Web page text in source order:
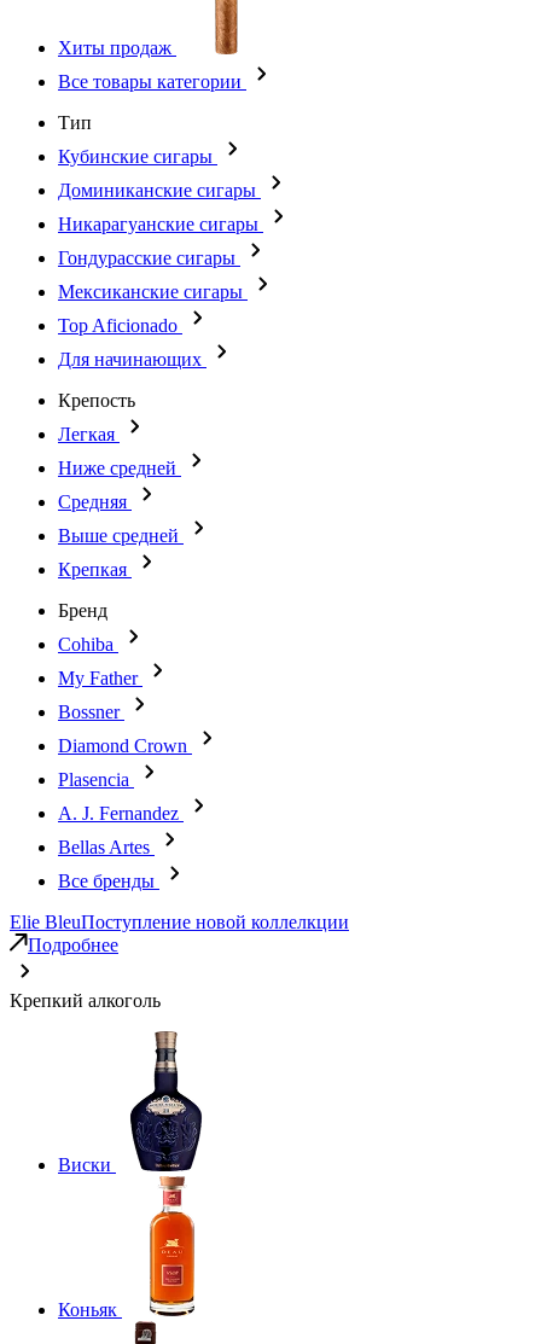
Хиты продаж
Все товары категории
Тип
Кубинские сигары
Доминиканские сигары
Никарагуанские сигары
Гондурасские сигары
Мексиканские сигары
Top Aficionado
Для начинающих
Крепость
Легкая
Ниже средней
Средняя
Выше средней
Крепкая
Бренд
Cohiba
My Father
Bossner
Diamond Crown
Plasencia
A. J. Fernandez
Bellas Artes
Все бренды
Elie BleuПоступление новой коллелкции
Подробнее
Крепкий алкоголь
Виски
Коньяк